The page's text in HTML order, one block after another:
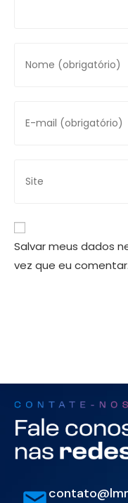
Salvar meus dados
vez que eu comentar.